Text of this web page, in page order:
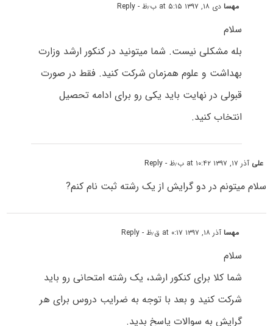
مهسادی ۱۸, ۱۳۹۷ at ۵:۱۵ ب٫ظ - Reply
سلام
بله مشکلی نیست. شما میتونید در کنکور ارشد وزارت
بهداشت و علوم همزمان شرکت کنید. فقط در صورت
قبولی در نهایت باید یکی رو برای ادامه تحصیل
انتخاب کنید.
علی آذر ۱۷, ۱۳۹۷ at ۱۰:۴۲ ب٫ظ - Reply
سلام میتونم در دو گرایش از یک رشته ثبت نام کنم?
مهساآذر ۱۸, ۱۳۹۷ at ۰:۱۷ ق٫ظ - Reply
سلام
شما کلا برای کنکور ارشد، یک رشته امتحانی رو باید
شرکت کنید و بعد با توجه به ضرایب دروس برای هر
گرایش به سوالات پاسخ بدید.